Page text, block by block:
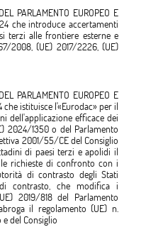
PARLAMENTO EUROPEO E
che introduce accertamenti
terzi alle frontiere esterne e
2008, (UE) 2017/2226, (UE)
PARLAMENTO EUROPEO E
che istituisce l'«Eurodac» per il
dell'applicazione efficace dei
2024/1350 o del Parlamento
2001/55/CE del Consiglio
di paesi terzi e apolidi il
richieste di confronto con i
di contrasto degli Stati
contrasto, che modifica i
2019/818 del Parlamento
il regolamento (UE) n.
del Consiglio